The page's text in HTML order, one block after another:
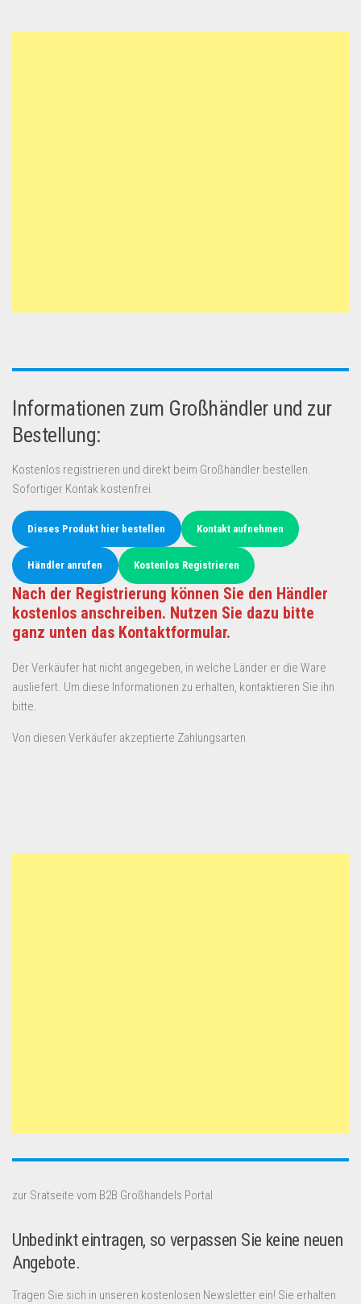
Informationen zum Großhändler und zur
Bestellung:
Kostenlos registrieren und direkt beim Großhändler bestellen.
Sofortiger Kontak kostenfrei.
Dieses Produkt hier bestellen Kontakt aufnehmen
Händler anrufen Kostenlos Registrieren
Nach der Registrierung können Sie den Händler
kostenlos anschreiben. Nutzen Sie dazu bitte
ganz unten das Kontaktformular.
Der Verkäufer hat nicht angegeben, in welche Länder er die Ware
ausliefert. Um diese Informationen zu erhalten, kontaktieren Sie ihn
bitte.
Von diesen Verkäufer akzeptierte Zahlungsarten
zur Sratseite vom B2B Großhandels Portal
Unbedinkt eintragen, so verpassen Sie keine neuen
Angebote.
Tragen Sie sich in unseren kostenlosen Newsletter ein! Sie erhalten